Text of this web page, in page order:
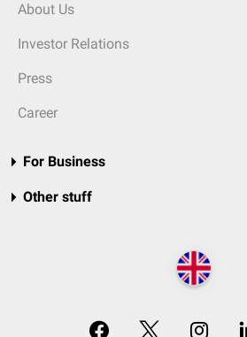
About Us
Investor Relations
Press
Career
For Business
Other stuff